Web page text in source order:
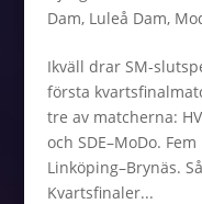
Dam, Luleå Dam,
Ikväll drar SM-
första
tre av matcherna:
och SDE–MoDo.
Linköping–Brynäs.
Kvartsfinaler...